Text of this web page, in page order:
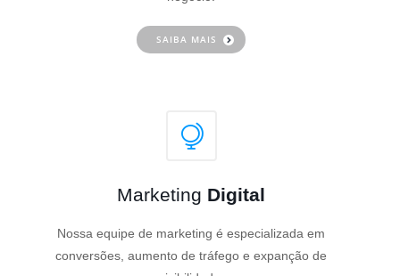
SAIBA MAIS
Marketing Digital
Nossa equipe de marketing é especializada em
conversões, aumento de tráfego e expanção de